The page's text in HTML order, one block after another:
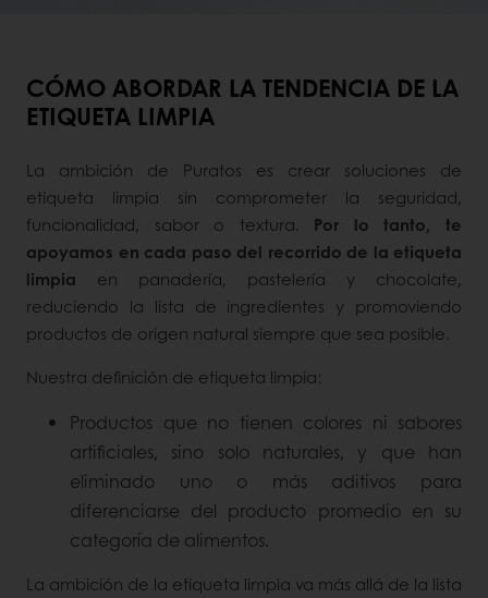
CÓMO ABORDAR LA TENDENCIA DE LA
ETIQUETA LIMPIA
La ambición de Puratos es crear soluciones de
etiqueta limpia sin comprometer la seguridad,
funcionalidad, sabor o textura. Por lo tanto, te
apoyamos en cada paso del recorrido de la etiqueta
limpia en panadería, pastelería y chocolate,
reduciendo la lista de ingredientes y promoviendo
productos de origen natural siempre que sea posible.
Nuestra definición de etiqueta limpia:
Productos que no tienen colores ni sabores
artificiales, sino solo naturales, y que han
eliminado uno o más aditivos para
diferenciarse del producto promedio en su
categoría de alimentos.
La ambición de la etiqueta limpia va más allá de la lista